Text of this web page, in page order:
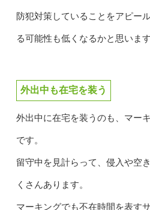
防犯対策していることをアピー
る可能性も低くなるかと思います
外出中も在宅を装う
外出中に在宅を装うのも、マー
です。
留守中を見計らって、侵入や空
くさんあります。
マーキングでも不在時間を表す